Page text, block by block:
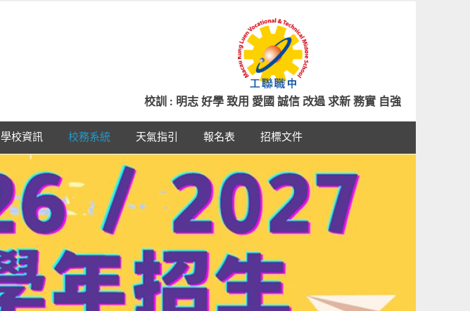
校訓 : 明志 好學 致用 愛國 誠信 改過 求新 務實 自強
學校資訊 校務系統 天氣指引 報名表 招標文件